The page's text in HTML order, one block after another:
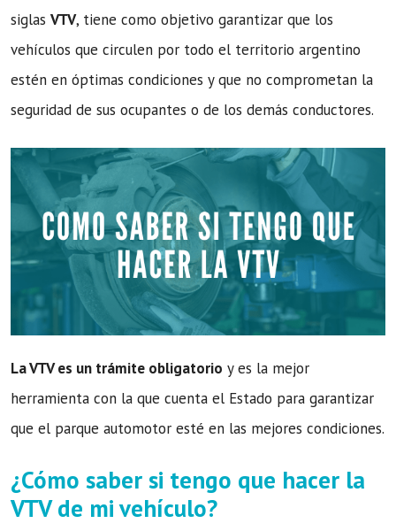
siglas VTV, tiene como objetivo garantizar que los
vehículos que circulen por todo el territorio argentino
estén en óptimas condiciones y que no comprometan la
seguridad de sus ocupantes o de los demás conductores.
La VTV es un trámite obligatorio y es la mejor
herramienta con la que cuenta el Estado para garantizar
que el parque automotor esté en las mejores condiciones.
¿Cómo saber si tengo que hacer la
VTV de mi vehículo?